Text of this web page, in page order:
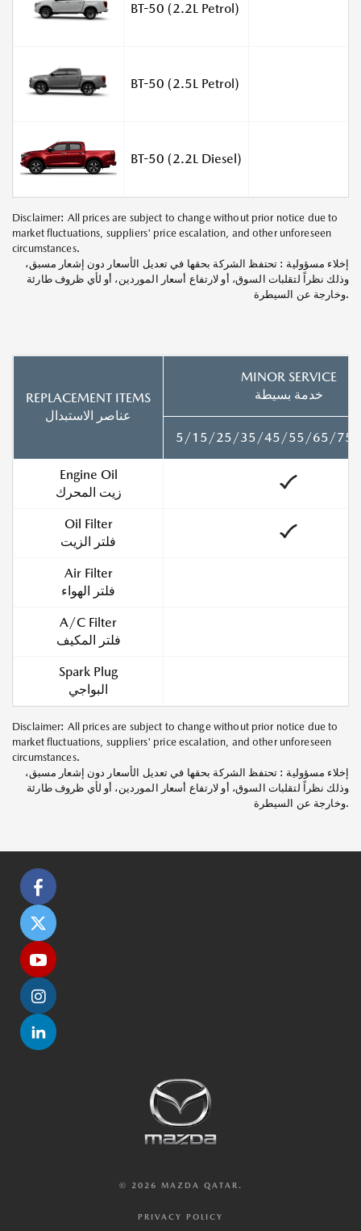
BT-50 (2.2L Petrol)
BT-50 (2.5L Petrol)
BT-50 (2.2L Diesel)
Disclaimer: All prices are subject to change without prior notice due to
market fluctuations, suppliers' price escalation, and other unforeseen
circumstances.
إخلاء مسؤولية : تحتفظ الشركة بحقها في تعديل الأسعار دون إشعار مسبق،
وذلك نظراً لتقلبات السوق، أو لارتفاع أسعار الموردين، أو لأي ظروف طارئة
وخارجة عن السيطرة.
REPLACEMENT ITEMS
عناصر الاستبدال
MINOR SERVICE
خدمة بسيطة
5/15/25/35/45/55/65/
Engine Oil
زيت المحرك
Oil Filter
فلتر الزيت
Air Filter
فلتر الهواء
A/C Filter
فلتر المكيف
Spark Plug
البواجي
Disclaimer: All prices are subject to change without prior notice due to
market fluctuations, suppliers' price escalation, and other unforeseen
circumstances.
إخلاء مسؤولية : تحتفظ الشركة بحقها في تعديل الأسعار دون إشعار مسبق،
وذلك نظراً لتقلبات السوق، أو لارتفاع أسعار الموردين، أو لأي ظروف طارئة
وخارجة عن السيطرة.
© 2026 MAZDA QATAR.
PRIVACY POLICY